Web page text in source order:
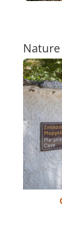
Nature